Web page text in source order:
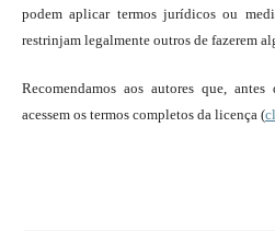
podem aplicar termos jurídicos ou
restrinjam legalmente outros de fazerem
Recomendamos aos autores que, antes
acessem os termos completos da licença (